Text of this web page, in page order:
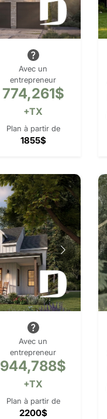
Avec un
entrepreneur
774,261$
+TX
Plan à partir de
1855$
Avec un
entrepreneur
944,788$
+TX
Plan à partir de
2200$